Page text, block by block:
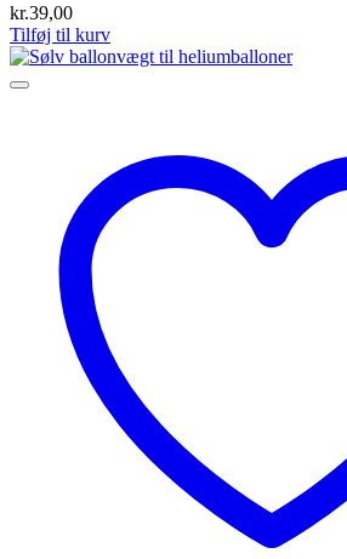
kr.39,00
Tilføj til kurv